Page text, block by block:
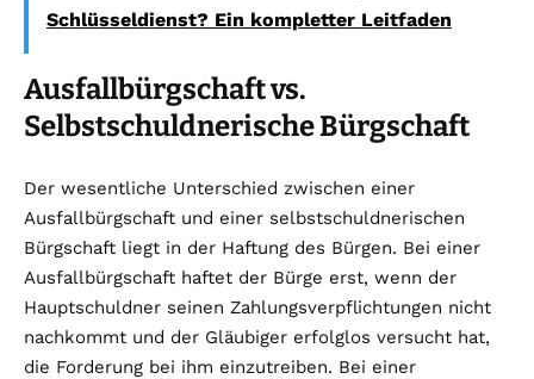
Schlüsseldienst? Ein kompletter Leitfaden
Ausfallbürgschaft vs.
Selbstschuldnerische Bürgschaft
Der wesentliche Unterschied zwischen einer
Ausfallbürgschaft und einer selbstschuldnerischen
Bürgschaft liegt in der Haftung des Bürgen. Bei einer
Ausfallbürgschaft haftet der Bürge erst, wenn der
Hauptschuldner seinen Zahlungsverpflichtungen nicht
nachkommt und der Gläubiger erfolglos versucht hat,
die Forderung bei ihm einzutreiben. Bei einer